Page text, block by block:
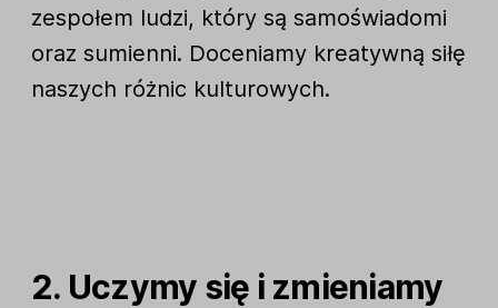
zespołem ludzi, który są samoświadomi
oraz sumienni. Doceniamy kreatywną siłę
naszych różnic kulturowych.
2. Uczymy się i zmieniamy